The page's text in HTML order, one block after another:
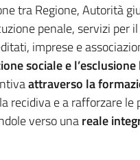
tra Regione, Autorità
penale, servizi per
imprese e
sociale e
attraverso la
recidiva e a rafforzare le
verso unareale